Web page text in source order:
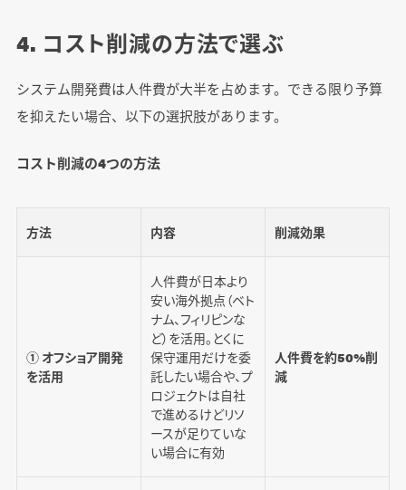
4. コスト削減の方法で選ぶ
システム開発費は人件費が大半を占めます。できる限り予算
を抑えたい場合、以下の選択肢があります。
コスト削減の4つの方法
方法 内容 削減効果
① オフショア開発
を活用
人件費が日本より
安い海外拠点（ベト
ナム、フィリピンな
ど）を活用。とくに
保守運用だけを委
託したい場合や、プ
ロジェクトは自社
で進めるけどリソ
ースが足りていな
い場合に有効
人件費を約50%削
減